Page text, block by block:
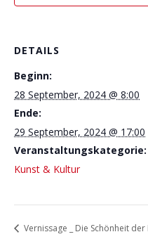
DETAILS
Beginn:
28 September, 2024 @ 8:00
Ende:
29 September, 2024 @ 17:00
Veranstaltungskategorie:
Kunst & Kultur
Vernissage _ Die Schönheit